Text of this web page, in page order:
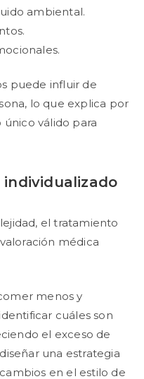
ambiental.
puede influir de
lo que explica por
válido para
individualizado
el tratamiento
médica
menos y
cuáles son
el exceso de
una estrategia
en el estilo de